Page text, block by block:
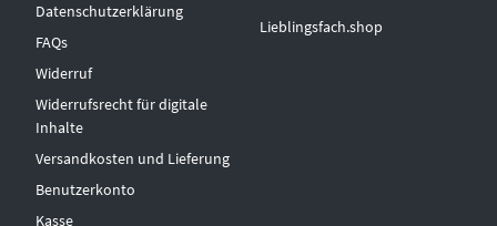
Datenschutzerklärung
FAQs
Widerruf
Widerrufsrecht für digitale
Inhalte
Versandkosten und Lieferung
Benutzerkonto
Kasse
Lieblingsfach.shop